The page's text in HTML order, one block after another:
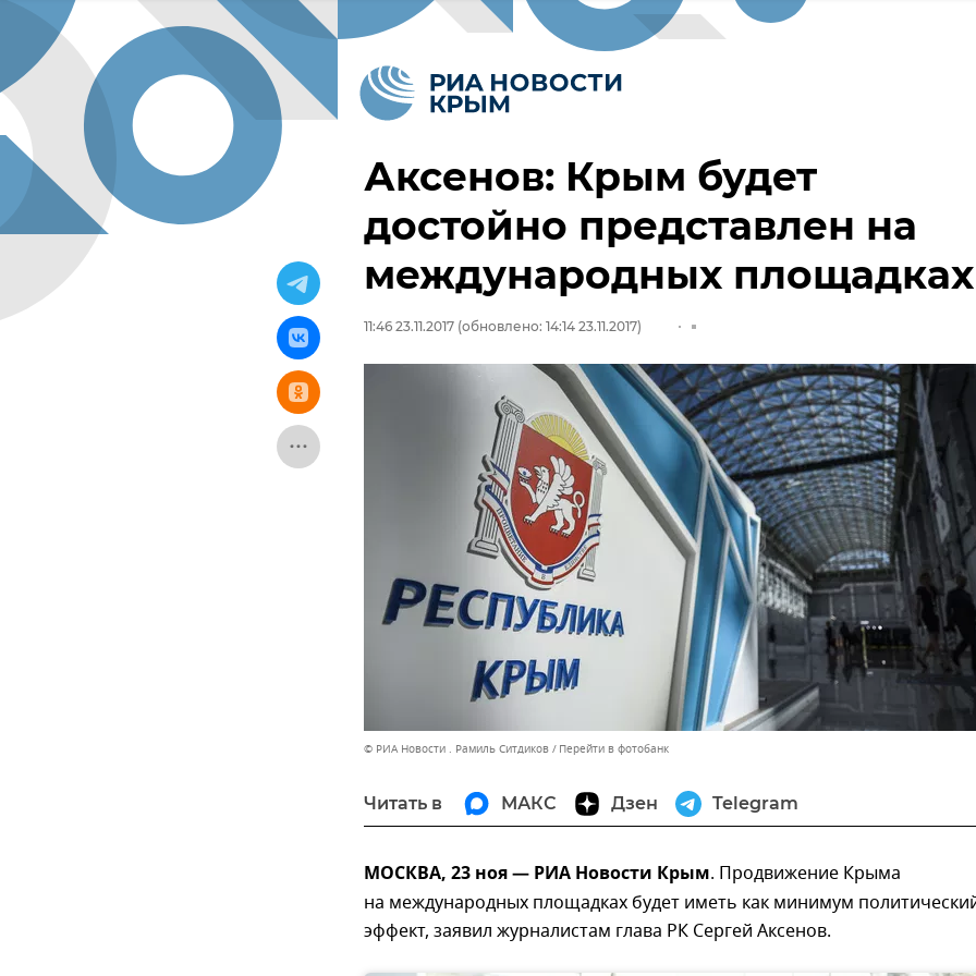
Аксенов: Крым будет
достойно представлен на
международных площадках
11:46 23.11.2017 (обновлено: 14:14 23.11.2017)
© РИА Новости . Рамиль Ситдиков Перейти в фотобанк
Читать в МАКС Дзен Telegram
МОСКВА, 23 ноя — РИА Новости Крым. Продвижение Крыма
на международных площадках будет иметь как минимум
эффект, заявил журналистам глава РК Сергей Аксенов.